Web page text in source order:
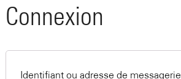
Connexion
Identifiant ou adresse de messagerie